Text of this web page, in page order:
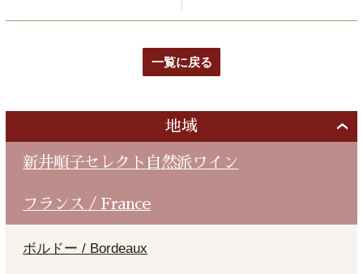
一覧に戻る
地域
新井順子セレクト自然派ワイン
フランス / France
ボルドー / Bordeaux